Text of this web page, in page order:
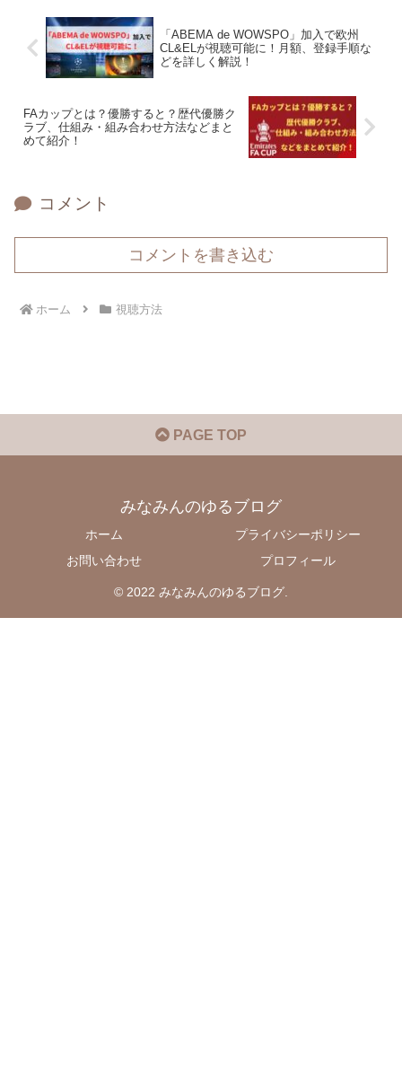
「ABEMA de WOWSPO」加入で欧州
CL&ELが視聴可能に！月額、登録手順な
どを詳しく解説！
FAカップとは？優勝すると？歴代優勝ク
ラブ、仕組み・組み合わせ方法などまと
めて紹介！
コメント
コメントを書き込む
ホーム 視聴方法
PAGE TOP
みなみんのゆるブログ
ホーム
プライバシーポリシー
お問い合わせ
プロフィール
© 2022 みなみんのゆるブログ.